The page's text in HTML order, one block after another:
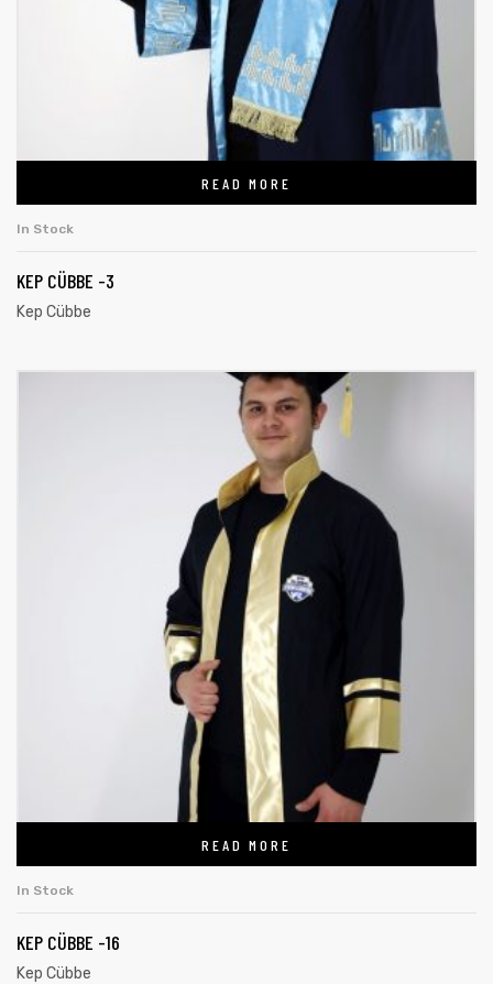
READ MORE
In Stock
KEP CÜBBE -3
Kep Cübbe
READ MORE
In Stock
KEP CÜBBE -16
Kep Cübbe